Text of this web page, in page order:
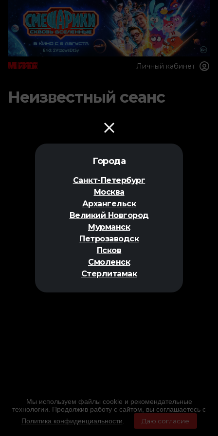
Города
Санкт-Петербург
Москва
Архангельск
Великий Новгород
Мурманск
Петрозаводск
Псков
Смоленск
Стерлитамак
Личный кабинет
Неизвестный сеанс
Мы используем файлы cookie и рекомендательные
технологии. Продолжив работу с сайтом, вы соглашаетесь с
Политика конфиденциальности
Даю согласие